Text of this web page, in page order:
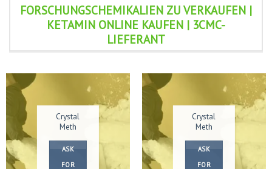
Versand zu Ihnen Türschwelle. Wir sind der beste Ort,
um legales Ketamin online mit oder ohne Rezept (Rx) zu kaufen.
Order Ketamine Powder ist ein sehr starkes, halluzinierendes
das auf der ganzen Welt verwendet wird.
FORSCHUNGSCHEMIKALIEN ZU VERKAUFEN |
KETAMIN ONLINE KAUFEN | 3CMC-
LIEFERANT